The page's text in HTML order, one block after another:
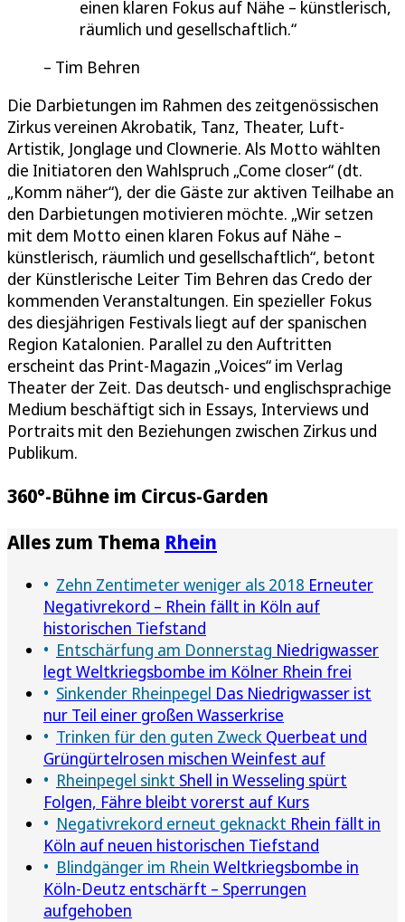
einen klaren Fokus auf Nähe – künstlerisch,
räumlich und gesellschaftlich.
Tim Behren
Die Darbietungen im Rahmen des zeitgenössischen
Zirkus vereinen Akrobatik, Tanz, Theater, Luft-
Artistik, Jonglage und Clownerie. Als Motto wählten
die Initiatoren den Wahlspruch „Come closer“ (dt.
„Komm näher“), der die Gäste zur aktiven Teilhabe an
den Darbietungen motivieren möchte. „Wir setzen
mit dem Motto einen klaren Fokus auf Nähe –
künstlerisch, räumlich und gesellschaftlich“, betont
der Künstlerische Leiter Tim Behren das Credo der
kommenden Veranstaltungen. Ein spezieller Fokus
des diesjährigen Festivals liegt auf der spanischen
Region Katalonien. Parallel zu den Auftritten
erscheint das Print-Magazin „Voices“ im Verlag
Theater der Zeit. Das deutsch- und englischsprachige
Medium beschäftigt sich in Essays, Interviews und
Portraits mit den Beziehungen zwischen Zirkus und
Publikum.
360°-Bühne im Circus-Garden
Alles zum Thema Rhein
Zehn Zentimeter weniger als 2018 Erneuter
Negativrekord – Rhein fällt in Köln auf
historischen Tiefstand
Entschärfung am Donnerstag Niedrigwasser
legt Weltkriegsbombe im Kölner Rhein frei
Sinkender Rheinpegel Das Niedrigwasser ist
nur Teil einer großen Wasserkrise
Trinken für den guten Zweck Querbeat und
Grüngürtelrosen mischen Weinfest auf
Rheinpegel sinkt Shell in Wesseling spürt
Folgen, Fähre bleibt vorerst auf Kurs
Negativrekord erneut geknackt Rhein fällt in
Köln auf neuen historischen Tiefstand
Blindgänger im Rhein Weltkriegsbombe in
Köln-Deutz entschärft – Sperrungen
aufgehoben